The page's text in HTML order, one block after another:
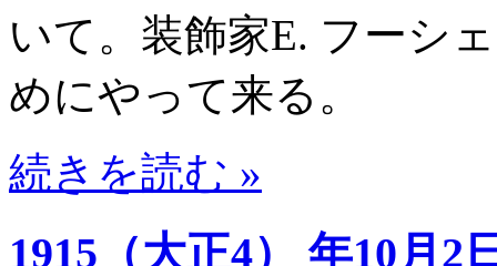
いて。装飾家E. フーシ
めにやって来る。
続きを読む »
1915（大正4） 年10月2